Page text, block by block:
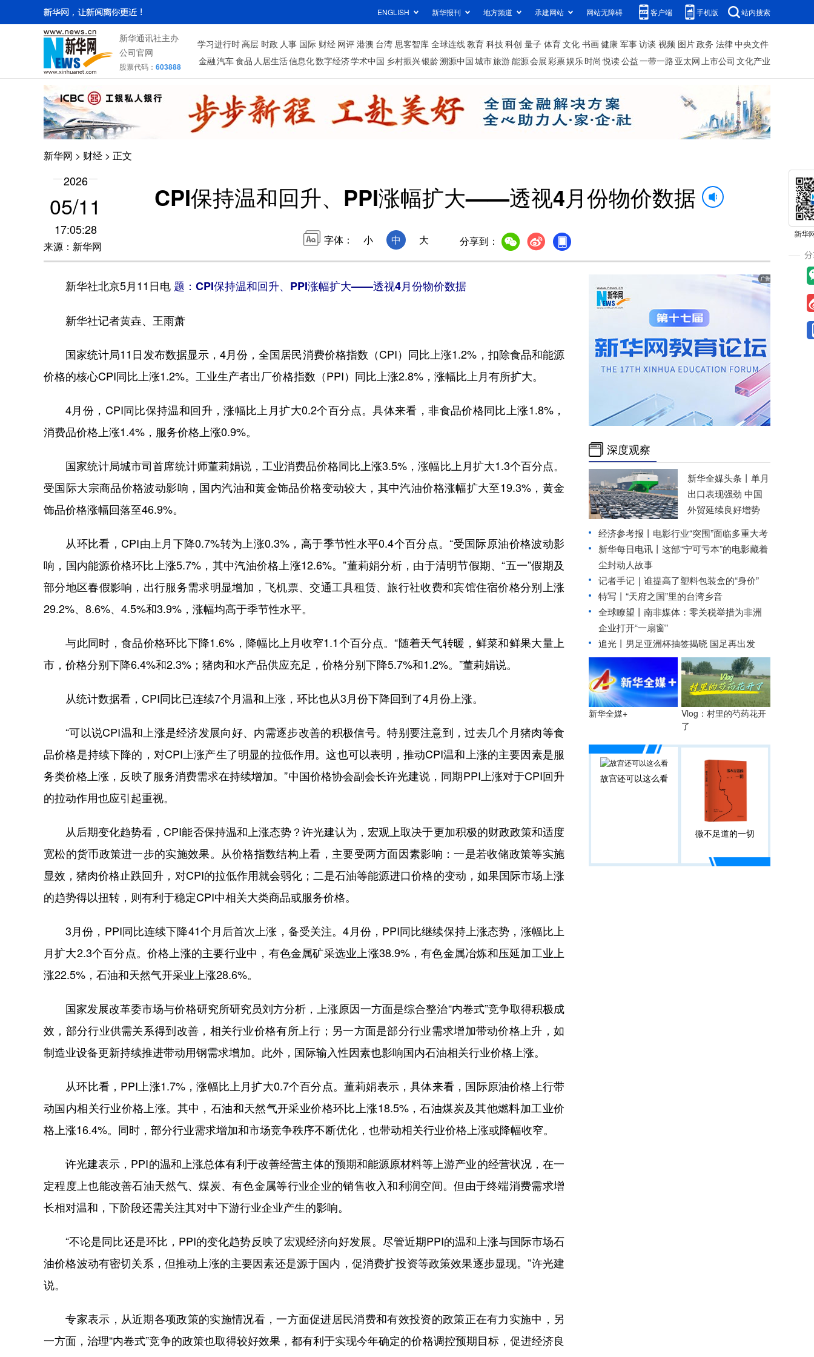
ENGLISH 新华报刊 地方频道 承建网站 网站无障碍 客户端 手机版 站内搜索
新华通讯社主办
公司官网
股票代码： 603888
学习进行时高层 时政 人事 国际 财经 网评 港澳 台湾 思客智库 全球连线教育 科技科创 量子 体育文化 书画健康 军事访谈 视频 图片政务 法律中央文件
金融汽车食品 人居生活信息化数字经济学术中国 乡村振兴银龄溯源中国城市旅游能源会展彩票娱乐时尚 悦读公益一带一路 亚太网上市公司 文化产业
新华网 > 财经 > 正文
2026
05/11
17:05:28
来源：新华网
CPI保持温和回升、PPI涨幅扩大——透视4月份物价数据
字体： 小 中 大 分享到：
新华社北京5月11日电 题：CPI保持温和回升、PPI涨幅扩大——透视4月份物价数据
新华社记者黄垚、王雨萧
国家统计局11日发布数据显示，4月份，全国居民消费价格指数（CPI）同比上涨1.2%，扣除食品和能源
价格的核心CPI同比上涨1.2%。工业生产者出厂价格指数（PPI）同比上涨2.8%，涨幅比上月有所扩大。
4月份，CPI同比保持温和回升，涨幅比上月扩大0.2个百分点。具体来看，非食品价格同比上涨1.8%，
消费品价格上涨1.4%，服务价格上涨0.9%。
国家统计局城市司首席统计师董莉娟说，工业消费品价格同比上涨3.5%，涨幅比上月扩大1.3个百分点。
受国际大宗商品价格波动影响，国内汽油和黄金饰品价格变动较大，其中汽油价格涨幅扩大至19.3%，黄金
饰品价格涨幅回落至46.9%。
从环比看，CPI由上月下降0.7%转为上涨0.3%，高于季节性水平0.4个百分点。“受国际原油价格波动影
响，国内能源价格环比上涨5.7%，其中汽油价格上涨12.6%。”董莉娟分析，由于清明节假期、“五一”假期及
部分地区春假影响，出行服务需求明显增加，飞机票、交通工具租赁、旅行社收费和宾馆住宿价格分别上涨
29.2%、8.6%、4.5%和3.9%，涨幅均高于季节性水平。
与此同时，食品价格环比下降1.6%，降幅比上月收窄1.1个百分点。“随着天气转暖，鲜菜和鲜果大量上
市，价格分别下降6.4%和2.3%；猪肉和水产品供应充足，价格分别下降5.7%和1.2%。”董莉娟说。
从统计数据看，CPI同比已连续7个月温和上涨，环比也从3月份下降回到了4月份上涨。
“可以说CPI温和上涨是经济发展向好、内需逐步改善的积极信号。特别要注意到，过去几个月猪肉等食
品价格是持续下降的，对CPI上涨产生了明显的拉低作用。这也可以表明，推动CPI温和上涨的主要因素是服
务类价格上涨，反映了服务消费需求在持续增加。”中国价格协会副会长许光建说，同期PPI上涨对于CPI回升
的拉动作用也应引起重视。
从后期变化趋势看，CPI能否保持温和上涨态势？许光建认为，宏观上取决于更加积极的财政政策和适度
宽松的货币政策进一步的实施效果。从价格指数结构上看，主要受两方面因素影响：一是若收储政策等实施
显效，猪肉价格止跌回升，对CPI的拉低作用就会弱化；二是石油等能源进口价格的变动，如果国际市场上涨
的趋势得以扭转，则有利于稳定CPI中相关大类商品或服务价格。
3月份，PPI同比连续下降41个月后首次上涨，备受关注。4月份，PPI同比继续保持上涨态势，涨幅比上
月扩大2.3个百分点。价格上涨的主要行业中，有色金属矿采选业上涨38.9%，有色金属冶炼和压延加工业上
涨22.5%，石油和天然气开采业上涨28.6%。
国家发展改革委市场与价格研究所研究员刘方分析，上涨原因一方面是综合整治“内卷式”竞争取得积极成
效，部分行业供需关系得到改善，相关行业价格有所上行；另一方面是部分行业需求增加带动价格上升，如
制造业设备更新持续推进带动用钢需求增加。此外，国际输入性因素也影响国内石油相关行业价格上涨。
从环比看，PPI上涨1.7%，涨幅比上月扩大0.7个百分点。董莉娟表示，具体来看，国际原油价格上行带
动国内相关行业价格上涨。其中，石油和天然气开采业价格环比上涨18.5%，石油煤炭及其他燃料加工业价
格上涨16.4%。同时，部分行业需求增加和市场竞争秩序不断优化，也带动相关行业价格上涨或降幅收窄。
许光建表示，PPI的温和上涨总体有利于改善经营主体的预期和能源原材料等上游产业的经营状况，在一
定程度上也能改善石油天然气、煤炭、有色金属等行业企业的销售收入和利润空间。但由于终端消费需求增
长相对温和，下阶段还需关注其对中下游行业企业产生的影响。
“不论是同比还是环比，PPI的变化趋势反映了宏观经济向好发展。尽管近期PPI的温和上涨与国际市场石
油价格波动有密切关系，但推动上涨的主要因素还是源于国内，促消费扩投资等政策效果逐步显现。”许光建
说。
专家表示，从近期各项政策的实施情况看，一方面促进居民消费和有效投资的政策正在有力实施中，另
一方面，治理“内卷式”竞争的政策也取得较好效果，都有利于实现今年确定的价格调控预期目标，促进经济良
深度观察
新华全媒头条丨 单月
出口表现强劲 中国
外贸延续良好增势
经济参考报丨 电影行业“突围”面临多重大考
新华每日电讯丨 这部“宁可亏本”的电影藏着
尘封动人故事
记者手记｜谁提高了塑料包装盒的“身价”
特写丨“天府之国”里的台湾乡音
全球瞭望丨南非媒体：零关税举措为非洲
企业打开“一扇窗”
追光丨 男足亚洲杯抽签揭晓 国足再出发
新华全媒+
Vlog：村里的芍药花开
了
故宫还可以这么看
微不足道的一切